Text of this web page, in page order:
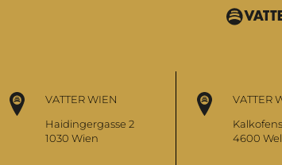
VATTER WIEN
Haidingergasse 2
1030 Wien
VATTER
4600